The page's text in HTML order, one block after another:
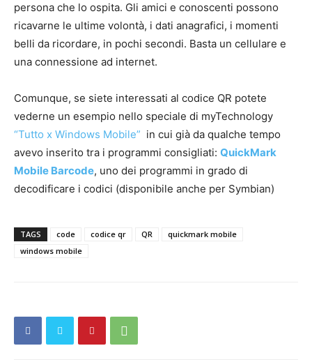
persona che lo ospita. Gli amici e conoscenti possono
ricavarne le ultime volontà, i dati anagrafici, i momenti
belli da ricordare, in pochi secondi. Basta un cellulare e
una connessione ad internet.
Comunque, se siete interessati al codice QR potete
vederne un esempio nello speciale di myTechnology
“Tutto x Windows Mobile” in cui già da qualche tempo
avevo inserito tra i programmi consigliati: QuickMark
Mobile Barcode, uno dei programmi in grado di
decodificare i codici (disponibile anche per Symbian)
TAGS code codice qr QR
quickmark mobile
windows mobile